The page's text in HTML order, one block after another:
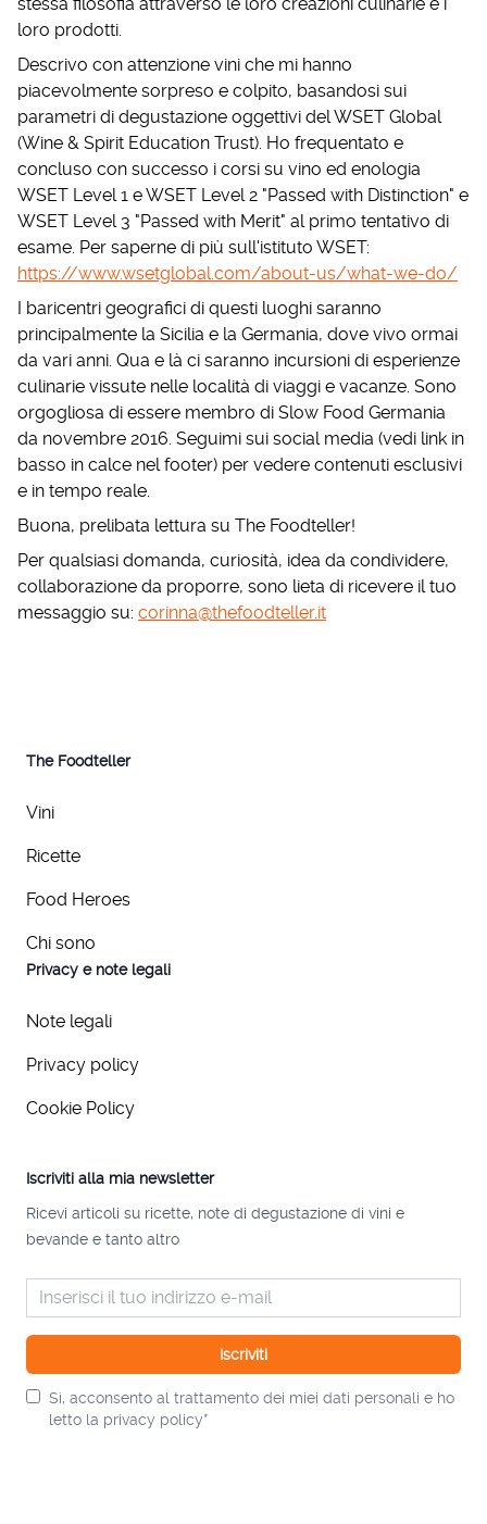
loro prodotti.
Descrivo con attenzione vini che mi hanno
piacevolmente sorpreso e colpito, basandosi sui
parametri di degustazione oggettivi del WSET Global
(Wine & Spirit Education Trust). Ho frequentato e
concluso con successo i corsi su vino ed enologia
WSET Level 1 e WSET Level 2 "Passed with Distinction" e
WSET Level 3 "Passed with Merit" al primo tentativo di
esame. Per saperne di più sull'istituto WSET:
https://www.wsetglobal.com/about-us/what-we-do/
I baricentri geografici di questi luoghi saranno
principalmente la Sicilia e la Germania, dove vivo ormai
da vari anni. Qua e là ci saranno incursioni di esperienze
culinarie vissute nelle località di viaggi e vacanze. Sono
orgogliosa di essere membro di Slow Food Germania
da novembre 2016. Seguimi sui social media (vedi link in
basso in calce nel footer) per vedere contenuti esclusivi
e in tempo reale.
Buona, prelibata lettura su The Foodteller!
Per qualsiasi domanda, curiosità, idea da condividere,
collaborazione da proporre, sono lieta di ricevere il tuo
messaggio su: corinna@thefoodteller.it
The Foodteller
Vini
Ricette
Food Heroes
Chi sono
Privacy e note legali
Note legali
Privacy policy
Cookie Policy
Iscriviti alla mia newsletter
Ricevi articoli su ricette, note di degustazione di vini e
bevande e tanto altro
Iscriviti
Sì, acconsento al trattamento dei miei dati personali e ho
letto la privacy policy*